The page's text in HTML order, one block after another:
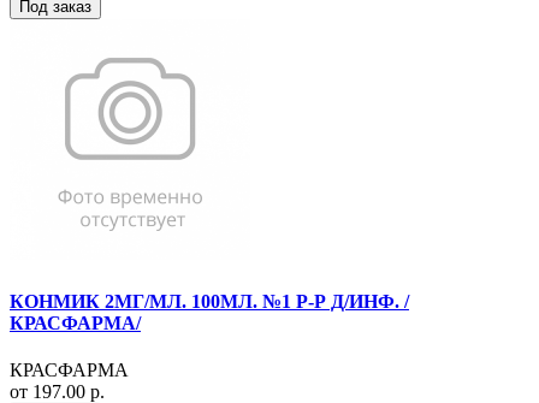
Под заказ
КОНМИК 2МГ/МЛ. 100МЛ. №1 Р-Р Д/ИНФ. /
КРАСФАРМА/
КРАСФАРМА
от 197.00 р.